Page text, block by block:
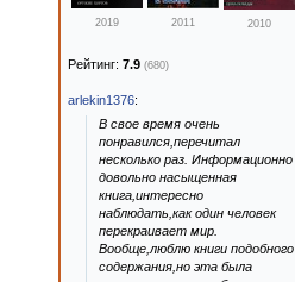
2019 2011 2010
Рейтинг: 7.9 (680)
arlekin1376:
В свое время очень
понравился,перечитал
несколько раз. Информационно
довольно насыщенная
книга,интересно
наблюдать,как один человек
перекраивает мир.
Вообще,люблю книги подобного
содержания,но эта была